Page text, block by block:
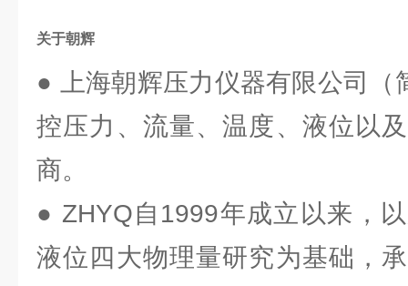
关于朝辉
● 上海朝辉压力仪器有限公司（
控压力、流量、温度、液位以
商。
● ZHYQ自1999年成立以来，
液位四大物理量研究为基础，